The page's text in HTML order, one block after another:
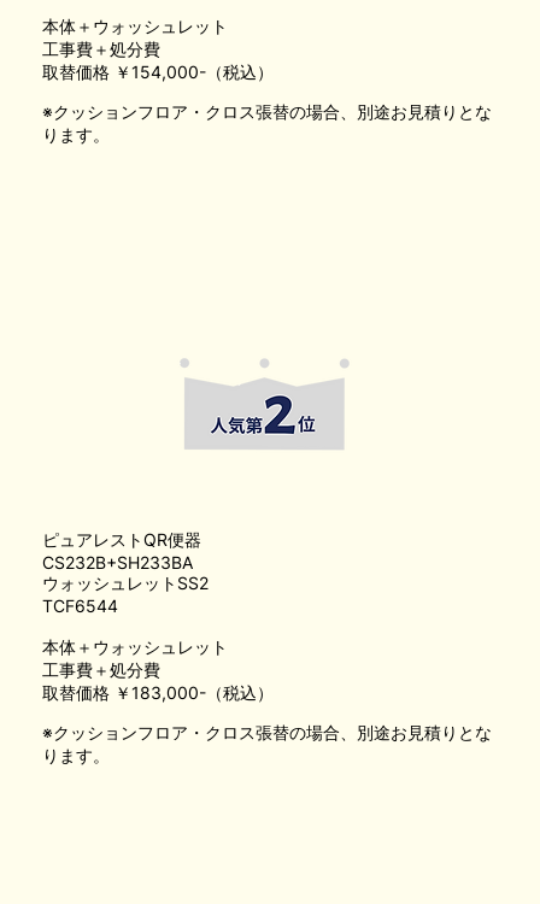
※クッションフロア・クロス張替の場合、別途お見積りとな
ります。
本体＋ウォッシュレット
工事費＋処分費
取替価格 ￥154,000-（税込）
※クッションフロア・クロス張替の場合、別途お見積りとな
ります。
ピュアレストQR便器
CS232B+SH233BA
ウォッシュレットSS2
TCF6544
本体＋ウォッシュレット
工事費＋処分費
取替価格 ￥183,000-（税込）